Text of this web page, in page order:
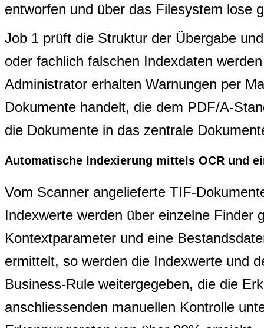
entworfen und über das Filesystem lose
Job 1 prüft die Struktur der Übergabe
oder fachlich falschen Indexdaten
Administrator erhalten Warnungen per
Dokumente handelt, die dem PDF/A-
die Dokumente in das zentrale
Automatische Indexierung mittels OCR und
Vom Scanner angelieferte TIF-
Indexwerte werden über einzelne Finder
Kontextparameter und eine
ermittelt, so werden die Indexwerte und
Business-Rule weitergegeben, die die
anschliessenden manuellen Kontrolle